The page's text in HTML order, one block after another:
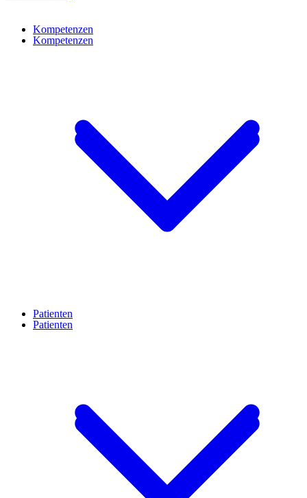
Kompetenzen
Patienten
Kompetenzen
Patienten